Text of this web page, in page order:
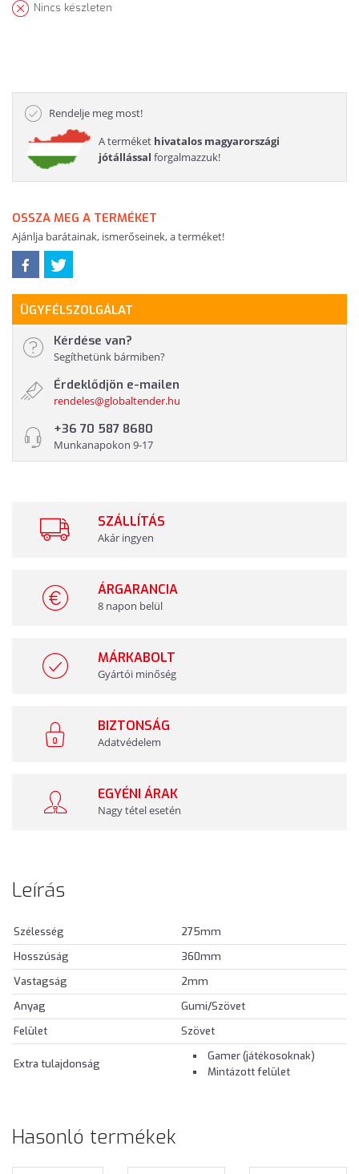
Nincs készleten
Rendelje meg most!
A terméket hivatalos magyarországi
jótállással forgalmazzuk!
OSSZA MEG A TERMÉKET
Ajánlja barátainak, ismerőseinek, a terméket!
ÜGYFÉLSZOLGÁLAT
Kérdése van?
Segíthetünk bármiben?
Érdeklődjön e-mailen
rendeles@globaltender.hu
+36 70 587 8680
Munkanapokon 9-17
SZÁLLÍTÁS
Akár ingyen
ÁRGARANCIA
8 napon belül
MÁRKABOLT
Gyártói minőség
BIZTONSÁG
Adatvédelem
EGYÉNI ÁRAK
Nagy tétel esetén
Leírás
Szélesség
275mm
Hosszúság
360mm
Vastagság
2mm
Anyag
Gumi/Szövet
Felület
Szövet
Extra tulajdonság
Gamer (játékosoknak)
Mintázott felület
Hasonló termékek